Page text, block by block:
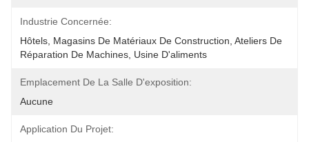
Industrie Concernée:
Hôtels, Magasins De Matériaux De Construction, Ateliers De
Réparation De Machines, Usine D'aliments
Emplacement De La Salle D'exposition:
Aucune
Application Du Projet: